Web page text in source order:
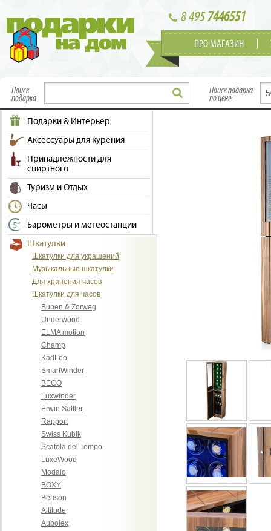
8 4957446551
ПРО МАГАЗИН
Поиск
подарка
Поиск подарка
по цене:
Подарки & Интерьер
Аксессуары для курения
Принадлежности для
спиртного
Туризм и Отдых
Часы
Барометры и метеостанции
Шкатулки
Шкатулки для украшений
Музыкальные шкатулки
Для хранения часов
Шкатулки для часов
Buben & Zorweg
Underwood
ELMA motion
Champ
KadLoo
SmartWinder
BECO
Luxwinder
Erwin Sattler
Rapport
Swiss Kubik
Scatola del Tempo
LuxeWood
Modalo
BOXY
Benson
Altitude
Aubolex